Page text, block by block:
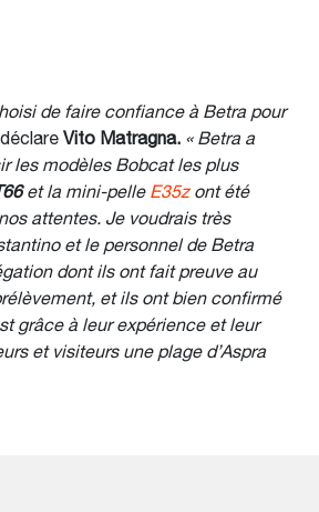
de faire confiance à Betra pour
déclare Vito Matragna. « Betra a
les modèles Bobcat les plus
et la mini-pelle E35zont été
attentes. Je voudrais très
et le personnel de Betra
dont ils ont fait preuve au
et ils ont bien confirmé
grâce à leur expérience et leur
et visiteurs une plage d’Aspra